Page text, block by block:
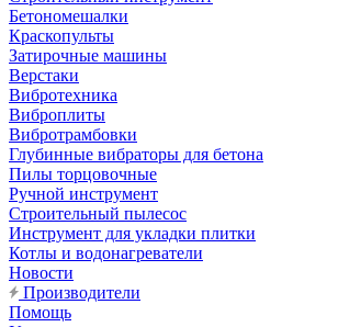
Бетономешалки
Краскопульты
Затирочные машины
Верстаки
Вибротехника
Виброплиты
Вибротрамбовки
Глубинные вибраторы для бетона
Пилы торцовочные
Ручной инструмент
Строительный пылесос
Инструмент для укладки плитки
Котлы и водонагреватели
Новости
Производители
Помощь